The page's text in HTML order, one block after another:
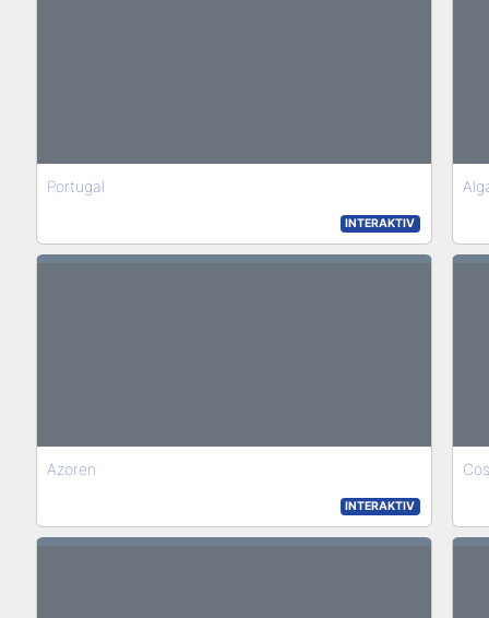
Portugal
INTERAKTIV
Azoren
INTERAKTIV